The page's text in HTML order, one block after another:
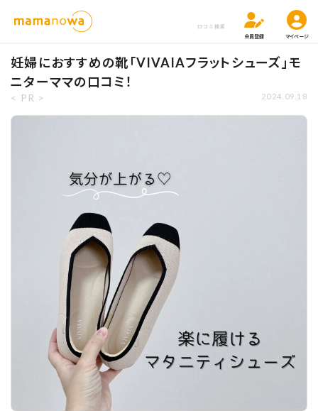
口コミ検索
会員登録
マイページ
妊婦におすすめの靴「VIVAIAフラットシューズ」モ
ニターママの口コミ！
< PR > 2024.09.18